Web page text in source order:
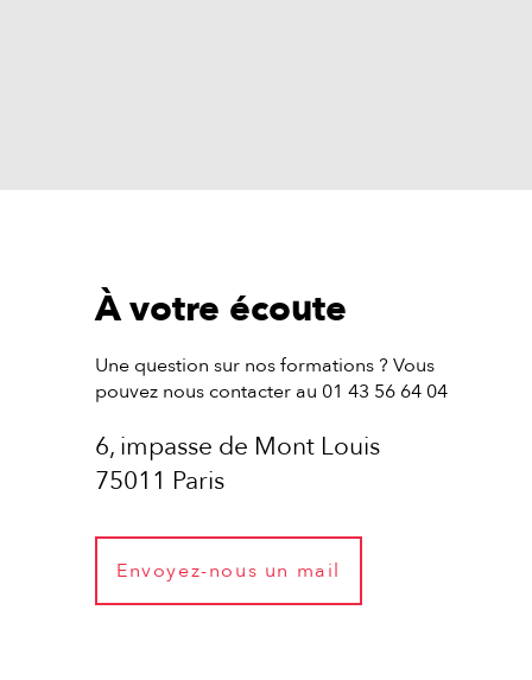
À votre écoute
Une question sur nos formations ? Vous
pouvez nous contacter au 01 43 56 64 04
6, impasse de Mont Louis
75011 Paris
Envoyez-nous un mail